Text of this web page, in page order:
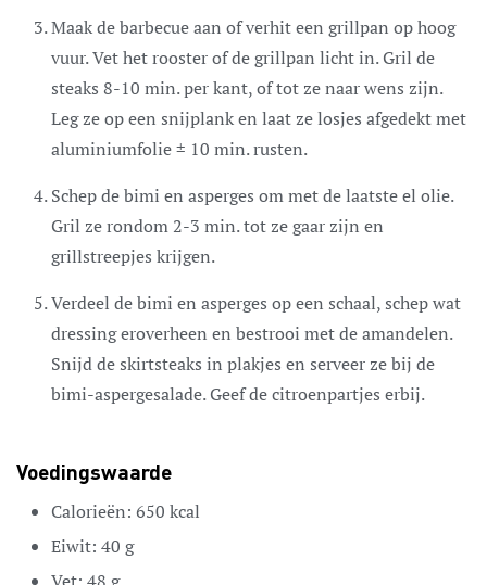
Maak de barbecue aan of verhit een grillpan op hoog
vuur. Vet het rooster of de grillpan licht in. Gril de
steaks 8-10 min. per kant, of tot ze naar wens zijn.
Leg ze op een snijplank en laat ze losjes afgedekt met
aluminiumfolie ± 10 min. rusten.
Schep de bimi en asperges om met de laatste el olie.
Gril ze rondom 2-3 min. tot ze gaar zijn en
grillstreepjes krijgen.
Verdeel de bimi en asperges op een schaal, schep wat
dressing eroverheen en bestrooi met de amandelen.
Snijd de skirtsteaks in plakjes en serveer ze bij de
bimi-aspergesalade. Geef de citroenpartjes erbij.
Voedingswaarde
Calorieën: 650 kcal
Eiwit: 40 g